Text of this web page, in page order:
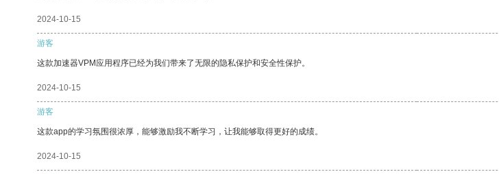
2024-10-15
游客
这款加速器VPM应用程序已经为我们带来了无限的隐私保护和安全性保护。
2024-10-15
游客
这款app的学习氛围很浓厚，能够激励我不断学习，让我能够取得更好的成绩。
2024-10-15